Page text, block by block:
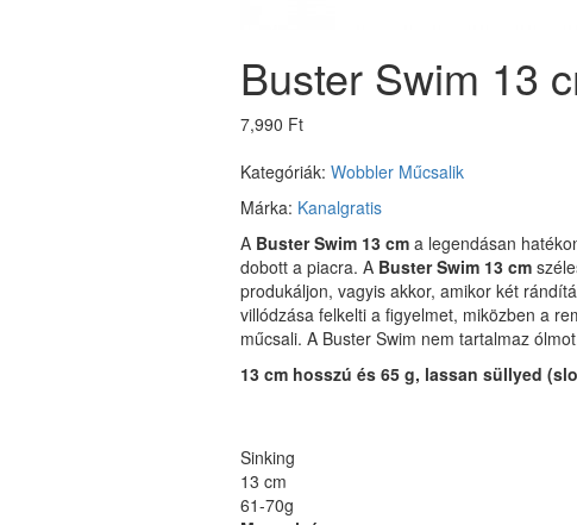
Buster Swim 13
7,990 Ft
Kategóriák: Wobbler Műcsalik
Márka: Kanalgratis
A Buster Swim 13 cm a legendásan
dobott a piacra. A Buster Swim 13 cm
produkáljon, vagyis akkor, amikor két
villódzása felkelti a figyelmet, miközben a
műcsali. A Buster Swim nem tartalmaz
13 cm hosszú és 65 g, lassan süllyed
Sinking
13 cm
61-70g